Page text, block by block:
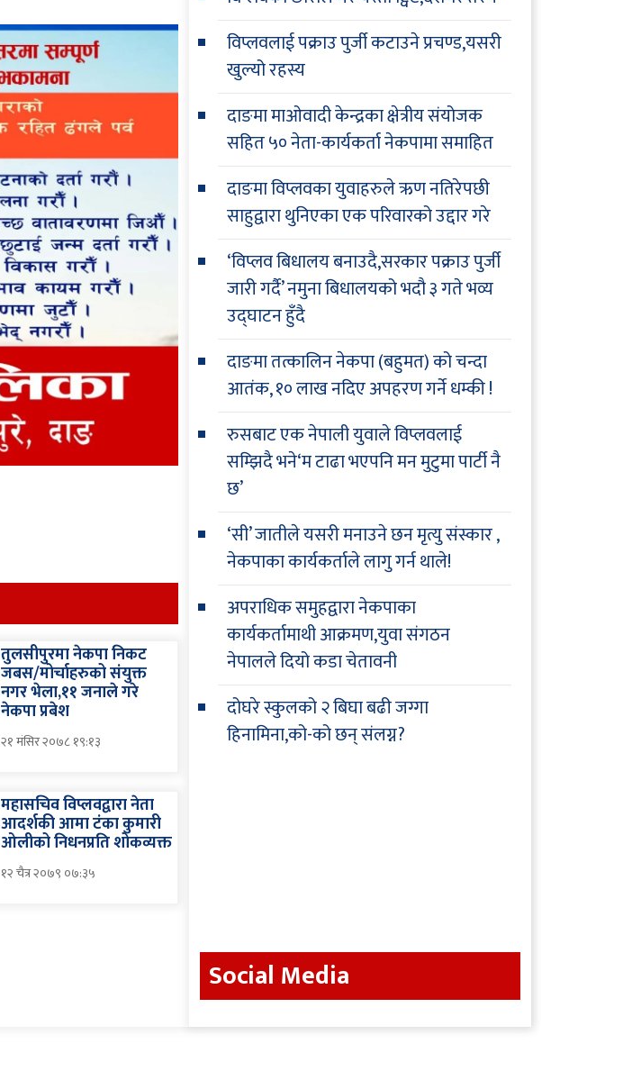
तुलसीपुरमा नेकपा निकट
जबस/मोर्चाहरुको संयुक्त
नगर भेला,११ जनाले गरे
नेकपा प्रबेश
२१ मंसिर २०७८ १९:१३
महासचिव विप्लवद्वारा नेता
आदर्शकी आमा टंका कुमारी
ओलीको निधनप्रति शोकव्यक्त
१२ चैत्र २०७९ ०७:३५
विप्लवलाई पक्राउ पुर्जी कटाउने प्रचण्ड,यसरी
खुल्यो रहस्य
दाङमा माओवादी केन्द्रका क्षेत्रीय संयोजक
सहित ५० नेता-कार्यकर्ता नेकपामा समाहित
दाङमा विप्लवका युवाहरुले ऋण नतिरेपछी
साहुद्वारा थुनिएका एक परिवारको उद्दार गरे
‘विप्लव बिधालय बनाउदै,सरकार पक्राउ पुर्जी
जारी गर्दै’ नमुना बिधालयको भदौ ३ गते भव्य
उद्घाटन हुँदै
दाङमा तत्कालिन नेकपा (बहुमत) को चन्दा
आतंक, १० लाख नदिए अपहरण गर्ने धम्की !
रुसबाट एक नेपाली युवाले विप्लवलाई
सम्झिदै भने‘म टाढा भएपनि मन मुटुमा पार्टी नै
छ’
‘सी’ जातीले यसरी मनाउने छन मृत्यु संस्कार ,
नेकपाका कार्यकर्ताले लागु गर्न थाले!
अपराधिक समुहद्वारा नेकपाका
कार्यकर्तामाथी आक्रमण,युवा संगठन
नेपालले दियो कडा चेतावनी
दोघरे स्कुलको २ बिघा बढी जग्गा
हिनामिना,को-को छन् संलग्न?
Social Media